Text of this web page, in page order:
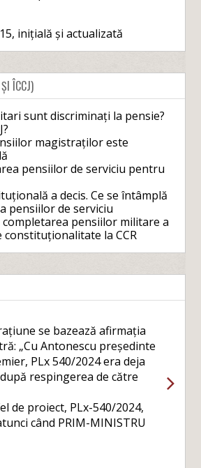
inițială și actualizată
ÎCCJ)
sunt discriminați la pensie?
magistraților este
pensiilor de serviciu pentru
a decis. Ce se întâmplă
pensiilor de serviciu
pensiilor militare a
constituționalitate la CCR
se bazează afirmația
„Cu Antonescu președinte
PLx 540/2024 era deja
respingerea de către
de proiect, PLx-540/2024,
când PRIM-MINISTRU